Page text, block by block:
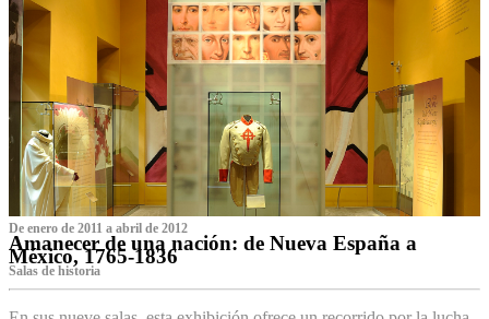
De enero de 2011 a abril de 2012
Amanecer de una nación: de Nueva España a
México, 1765-1836
Salas de historia